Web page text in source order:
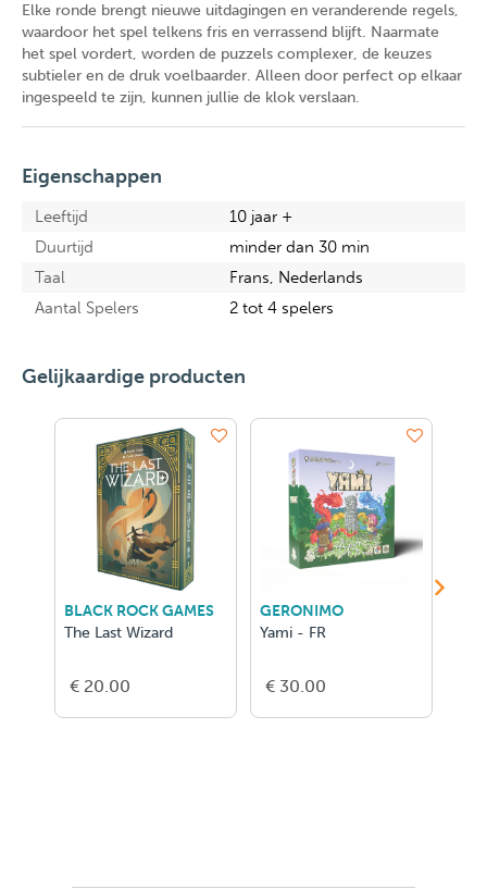
Elke ronde brengt nieuwe uitdagingen en veranderende regels,
waardoor het spel telkens fris en verrassend blijft. Naarmate
het spel vordert, worden de puzzels complexer, de keuzes
subtieler en de druk voelbaarder. Alleen door perfect op elkaar
ingespeeld te zijn, kunnen jullie de klok verslaan.
Eigenschappen
Leeftijd
10 jaar +
Duurtijd
minder dan 30 min
Taal
Frans, Nederlands
Aantal Spelers
2 tot 4 spelers
Gelijkaardige producten
BLACK ROCK GAMES
The Last Wizard
€ 20.00
GERONIMO
Yami - FR
€ 30.00